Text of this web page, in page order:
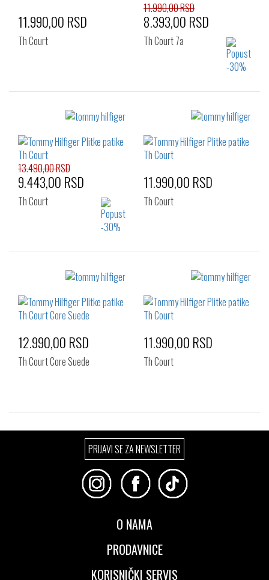
Izaberi željeni broj:
43
44
45
46
11.990,00 RSD
Th Court
Izaberi željeni broj:
45
46
11.990,00 RSD
8.393,00 RSD
Th Court 7a
Izaberi željeni broj:
13.490,00 RSD
9.443,00 RSD
Th Court
Izaberi željeni broj:
44
45 46
11.990,00 RSD
Th Court
Izaberi željeni broj:
42
45
12.990,00 RSD
Th Court Core Suede
Izaberi željeni broj:
42
11.990,00 RSD
Th Court
PRIJAVI SE ZA NEWSLETTER
O NAMA
PRODAVNICE
KORISNIČKI SERVIS